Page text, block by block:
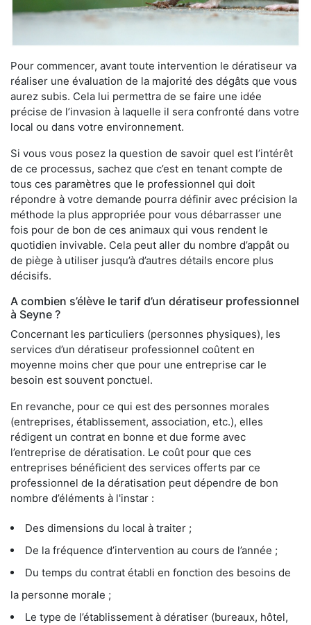
Pour commencer, avant toute intervention le dératiseur va
réaliser une évaluation de la majorité des dégâts que vous
aurez subis. Cela lui permettra de se faire une idée
précise de l’invasion à laquelle il sera confronté dans votre
local ou dans votre environnement.
Si vous vous posez la question de savoir quel est l’intérêt
de ce processus, sachez que c’est en tenant compte de
tous ces paramètres que le professionnel qui doit
répondre à votre demande pourra définir avec précision la
méthode la plus appropriée pour vous débarrasser une
fois pour de bon de ces animaux qui vous rendent le
quotidien invivable. Cela peut aller du nombre d’appât ou
de piège à utiliser jusqu’à d’autres détails encore plus
décisifs.
A combien s’élève le tarif d’un dératiseur professionnel
à Seyne ?
Concernant les particuliers (personnes physiques), les
services d’un dératiseur professionnel coûtent en
moyenne moins cher que pour une entreprise car le
besoin est souvent ponctuel.
En revanche, pour ce qui est des personnes morales
(entreprises, établissement, association, etc.), elles
rédigent un contrat en bonne et due forme avec
l’entreprise de dératisation. Le coût pour que ces
entreprises bénéficient des services offerts par ce
professionnel de la dératisation peut dépendre de bon
nombre d’éléments à l'instar :
Des dimensions du local à traiter ;
De la fréquence d’intervention au cours de l’année ;
Du temps du contrat établi en fonction des besoins de
la personne morale ;
Le type de l’établissement à dératiser (bureaux, hôtel,